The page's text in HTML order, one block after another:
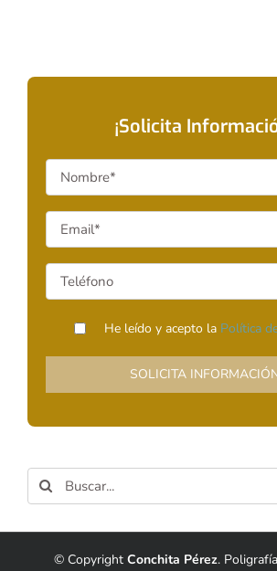
¡Solicita
He leído y acepto la Política
Buscar:
© Copyright Conchita Pérez.